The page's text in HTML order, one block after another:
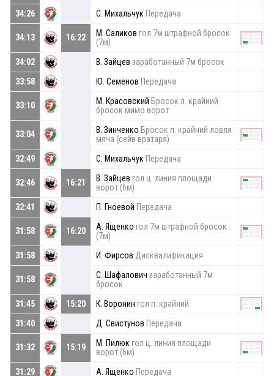
34:26
С. Михальчук Передача
34:13 16:22 М. Саликов гол 7м штрафной бросок
(7м)
34:02
В. Зайцев заработанный 7м бросок
33:58
Ю. Семенов Передача
33:10 М. Красовский Бросок л. крайний
бросок мимо ворот
33:04 В. Зинченко Бросок п. крайний ловля
мяча (сейв вратаря)
32:49
С. Михальчук Передача
32:46 16:21 В. Зайцев гол ц. линия площади
ворот (6м)
32:41
П. Гноевой Передача
31:58 16:20 А. Ященко гол 7м штрафной бросок
(7м)
31:58
И. Фирсов Дисквалификация
31:58 С. Шафалович заработанный 7м
бросок
31:45
15:20 К. Воронин гол п. крайний
31:40
Д. Свистунов Передача
31:32 15:19 М. Пилюк гол ц. линия площади
ворот (6м)
31:29
А. Ященко Передача